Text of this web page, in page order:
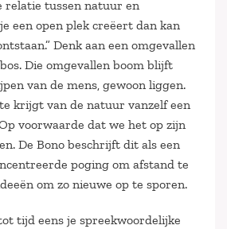
relatie tussen natuur en
een open plek creëert dan kan
Denk aan een omgevallen
Die omgevallen boom blijft
van de mens, gewoon liggen.
krijgt van de natuur vanzelf een
voorwaarde dat we het op zijn
De Bono beschrijft dit als een
poging om afstand te
om zo nieuwe op te sporen.
tijd eens je spreekwoordelijke